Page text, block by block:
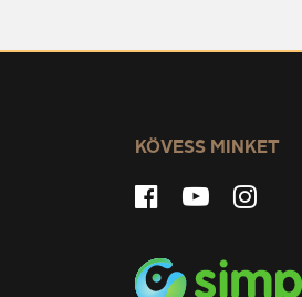
KÖVESS MINKET